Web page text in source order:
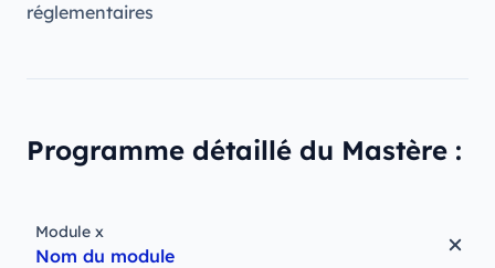
réglementaires
Programme détaillé du Mastère :
Module x
Nom du module